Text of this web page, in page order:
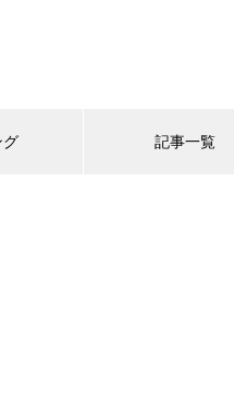
グ 記事一覧